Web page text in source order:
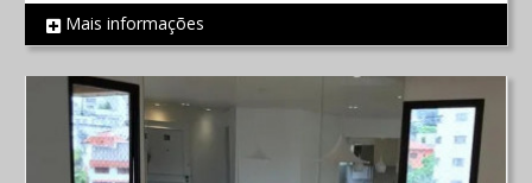
REF 804
Mais informações